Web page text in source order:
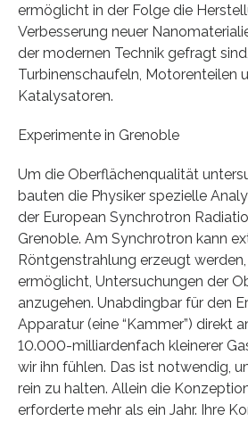
ermöglicht in der Folge die
Verbesserung neuer
der modernen Technik gefragt
Turbinenschaufeln, Motorenteilen
Katalysatoren.
Experimente in Grenoble
Um die Oberflächenqualität
bauten die Physiker spezielle
der European Synchrotron
Grenoble. Am Synchrotron kann
Röntgenstrahlung erzeugt
ermöglicht, Untersuchungen der
anzugehen. Unabdingbar für den
Apparatur (eine “Kammer”) direkt
10.000-milliardenfach kleinerer
wir ihn fühlen. Das ist notwendig,
rein zu halten. Allein die
erforderte mehr als ein Jahr. Ihre